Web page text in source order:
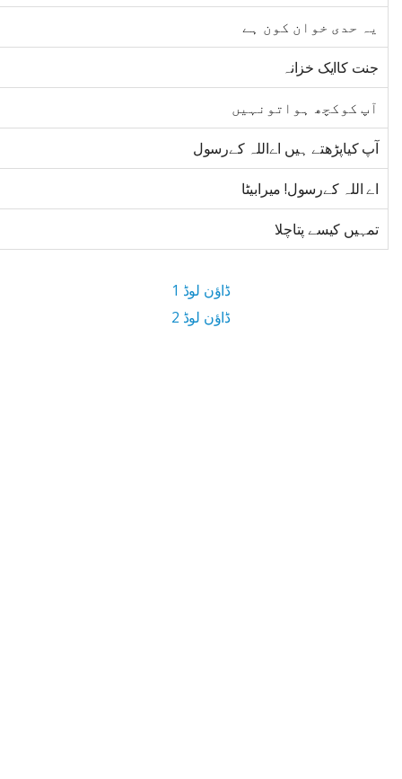
یہ حدی خوان کون ہے
جنت کاایک خزانہ
آپ کوکچھ ہواتونہیں
آپ کیاپڑھتے ہیں اےاللہ کےرسول
اے اللہ کےرسول! میرابیٹا
تمہیں کیسے پتاچلا
ڈاؤن لوڈ 1
ڈاؤن لوڈ 2